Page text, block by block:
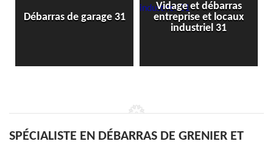
Débarras de garage 31
Vidage et débarras
entreprise et locaux
industriel 31
SPÉCIALISTE EN DÉBARRAS DE GRENIER ET